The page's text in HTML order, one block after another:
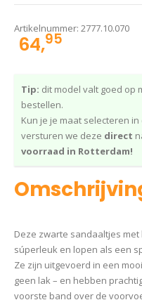
Artikelnummer: 2777.10.070
64,95
Tip: dit model valt goed op
bestellen.
Kun je je maat selecteren
versturen we deze direct
voorraad in Rotterdam!
Deze zwarte sandaaltjes
súperleuk en lopen als een
Ze zijn uitgevoerd in een
geen lak – en hebben
voorste band over de